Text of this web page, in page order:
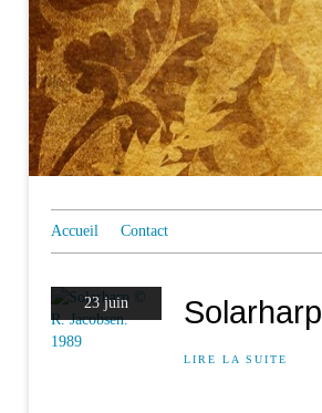
Accueil Contact
23 juin
LIRE LA SUITE